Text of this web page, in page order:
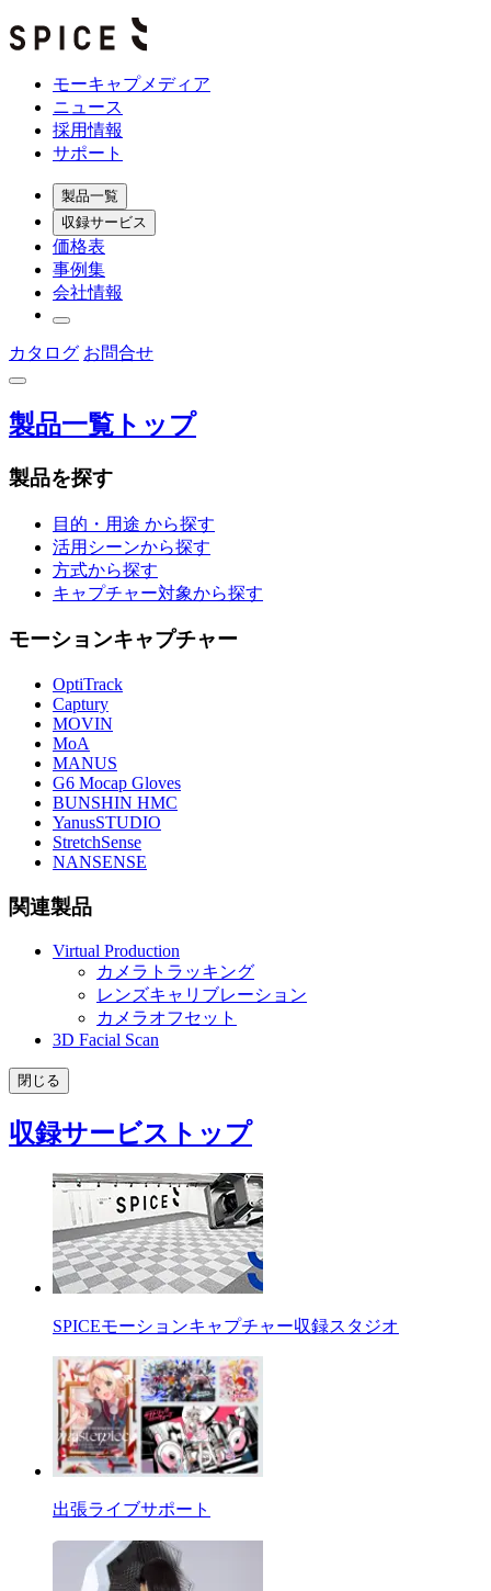
モーキャプメディア
ニュース
採用情報
サポート
製品一覧
収録サービス
価格表
事例集
会社情報
カタログ お問合せ
製品一覧トップ
製品を探す
目的・用途 から探す
活用シーンから探す
方式から探す
キャプチャー対象から探す
モーションキャプチャー
OptiTrack
Captury
MOVIN
MoA
MANUS
G6 Mocap Gloves
BUNSHIN HMC
YanusSTUDIO
StretchSense
NANSENSE
関連製品
Virtual Production
カメラトラッキング
レンズキャリブレーション
カメラオフセット
3D Facial Scan
閉じる
収録サービストップ
SPICEモーションキャプチャー収録スタジオ
出張ライブサポート